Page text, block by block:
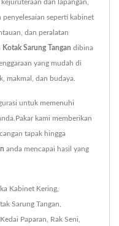
dan lapangan,
penyelesaian seperti kabinet
dan peralatan
Kotak Sarung Tangan dibina
yang mudah di
makmal, dan budaya.
untuk memenuhi
kami memberikan
tapak hingga
anda mencapai hasil yang
Kabinet Kering,
Sarung Tangan,
Kedai Paparan, Rak Seni,